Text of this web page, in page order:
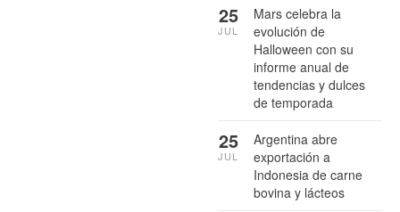
Mars celebra la
evolución de
Halloween con su
informe anual de
tendencias y dulces
de temporada
25
JUL
Argentina abre
exportación a
Indonesia de carne
bovina y lácteos
25
JUL